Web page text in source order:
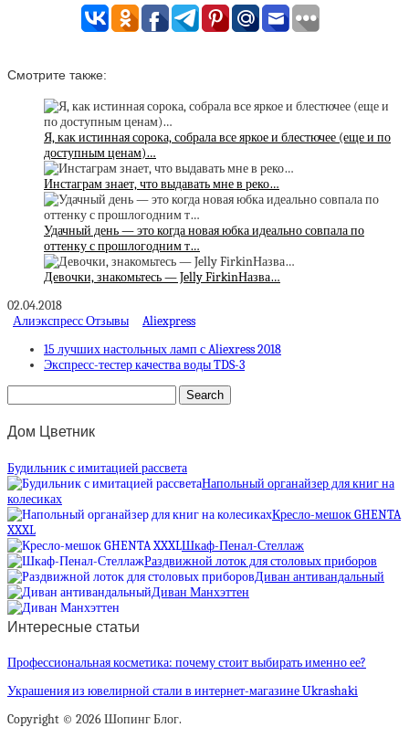
Смотрите также:
Я, как истинная сорока, собрала все яркое и блестючее (еще и по
доступным ценам)…
Инстаграм знает, что выдавать мне в реко…
Удачный день — это когда новая юбка идеально совпала по
оттенку с прошлогодним т…
Девочки, знакомьтесь — Jelly FirkinНазва…
02.04.2018
Алиэкспресс Отзывы
Aliexpress
15 лучших настольных ламп с Aliexress 2018
Экспресс-тестер качества воды TDS-3
Дом Цветник
Будильник с имитацией рассвета
Напольный органайзер для книг на
колесиках
Кресло-мешок GHENTA
XXXL
Шкаф-Пенал-Стеллаж
Раздвижной лоток для столовых приборов
Диван антивандальный
Диван Манхэттен
Интересные статьи
Профессиональная косметика: почему стоит выбирать именно ее?
Украшения из ювелирной стали в интернет-магазине Ukrashaki
Copyright © 2026 Шопинг Блог.